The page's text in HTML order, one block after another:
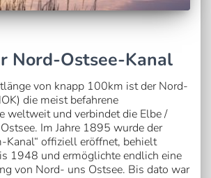
Nord-Ostsee-Kanal
von knapp 100km ist der Nord-
die meist befahrene
weltweit und verbindet die Elbe /
Im Jahre 1895 wurde der
Kanal“ offiziell eröffnet, behielt
1948 und ermöglichte endlich eine
von Nord- uns Ostsee. Bis dato war